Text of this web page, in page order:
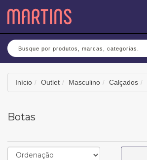
Busca
Início Outlet Masculino Calçados
Botas